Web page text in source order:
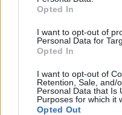
Opted In
I want to opt-out of
Personal Data for
Opted In
I want to opt-out of
Retention, Sale, and/
Personal Data that Is
Purposes for which it
Opted Out